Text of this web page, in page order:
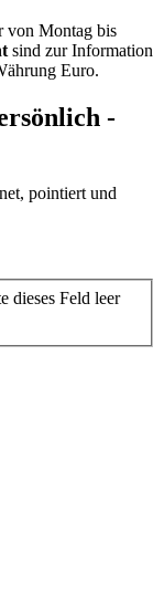
von Montag bis
sind zur Information
Euro.
-
pointiert und
dieses Feld leer